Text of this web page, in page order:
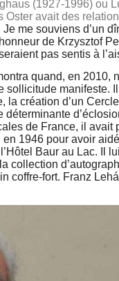
(1927-1996) ou
Oster avait des
Je me souviens d’un
de Krzysztof
pas sentis à
quand, en
manifeste.
la création d’un
de France, il
1946 pour avoir
Baur au Lac. Il
collection
coffre-fort. Franz